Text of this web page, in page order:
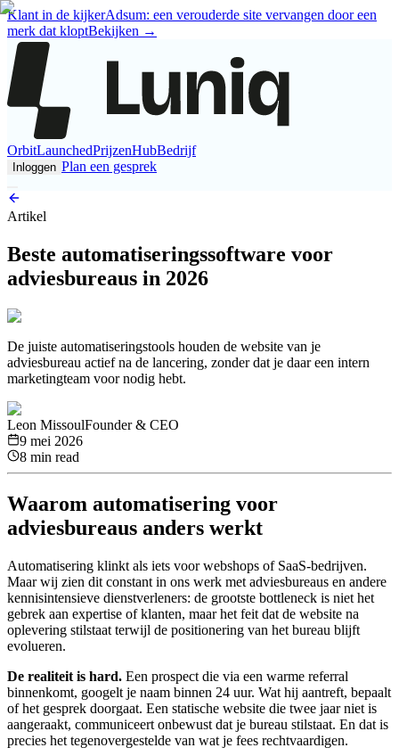
Klant in de kijkerAdsum: een verouderde site vervangen door een
merk dat kloptBekijken →
OrbitLaunchedPrijzenHubBedrijf
Inloggen Plan een gesprek
Artikel
Beste automatiseringssoftware voor
adviesbureaus in 2026
De juiste automatiseringstools houden de website van je
adviesbureau actief na de lancering, zonder dat je daar een intern
marketingteam voor nodig hebt.
Leon MissoulFounder & CEO
9 mei 2026
8 min read
Waarom automatisering voor
adviesbureaus anders werkt
Automatisering klinkt als iets voor webshops of SaaS-bedrijven.
Maar wij zien dit constant in ons werk met adviesbureaus en andere
kennisintensieve dienstverleners: de grootste bottleneck is niet het
gebrek aan expertise of klanten, maar het feit dat de website na
oplevering stilstaat terwijl de positionering van het bureau blijft
evolueren.
De realiteit is hard. Een prospect die via een warme referral
binnenkomt, googelt je naam binnen 24 uur. Wat hij aantreft, bepaalt
of het gesprek doorgaat. Een statische website die twee jaar niet is
aangeraakt, communiceert onbewust dat je bureau stilstaat. En dat is
precies het tegenovergestelde van wat je fees rechtvaardigen.